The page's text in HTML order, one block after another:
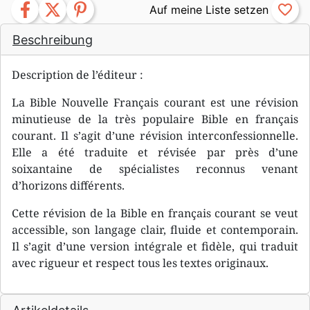
Beschreibung
Description de l’éditeur :
La Bible Nouvelle Français courant est une révision
minutieuse de la très populaire Bible en français
courant. Il s’agit d’une révision interconfessionnelle.
Elle a été traduite et révisée par près d’une
soixantaine de spécialistes reconnus venant
d’horizons différents.
Cette révision de la Bible en français courant se veut
accessible, son langage clair, fluide et contemporain.
Il s’agit d’une version intégrale et fidèle, qui traduit
avec rigueur et respect tous les textes originaux.
facebook twitter pinterest favorite_border